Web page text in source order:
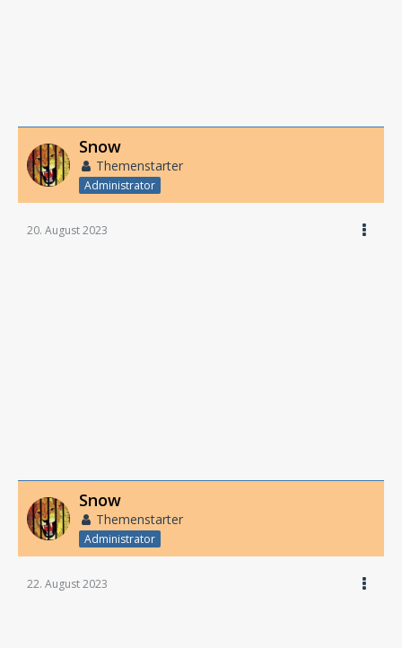
Snow
Themenstarter
Administrator
20. August 2023
Snow
Themenstarter
Administrator
22. August 2023